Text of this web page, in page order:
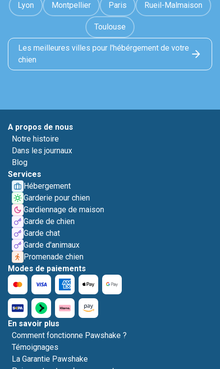
Lyon Montpellier Paris Rueil-Malmaison
Toulouse
Les meilleures villes pour l'hébérgement de votre
chien
A propos de nous
Notre histoire
Dans les journaux
Blog
Services
Hébergement
Garderie pour chien
Gardiennage de maison
Garde de chien
Garde chat
Garde d'animaux
Promenade chien
Modes de paiements
En savoir plus
Comment fonctionne Pawshake ?
Témoignages
La Garantie Pawshake